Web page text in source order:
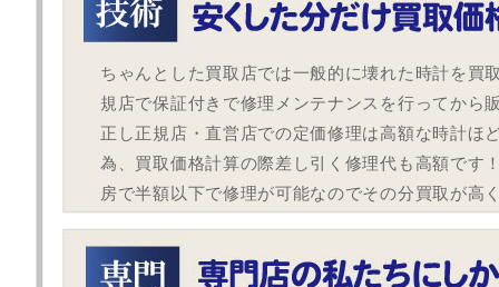
ちゃんとした買取店では一般的に壊れた時計を買
規店で保証付きで修理メンテナンスを行ってから
正し正規店・直営店での定価修理は高額な時計ほ
為、買取価格計算の際差し引く修理代も高額です
房で半額以下で修理が可能なのでその分買取が高